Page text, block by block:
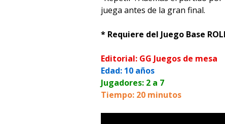
juega antes de la gran final.
* Requiere del Juego Base
Editorial: GG Juegos de mesa
Edad: 10 años
Jugadores: 2 a 7
Tiempo: 20 minutos